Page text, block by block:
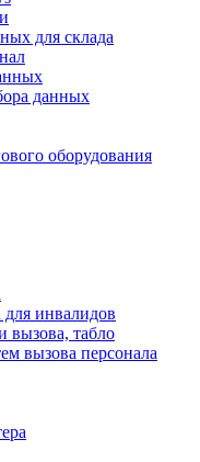
для склада
данных
оборудования
инвалидов
вызова, табло
вызова персонала